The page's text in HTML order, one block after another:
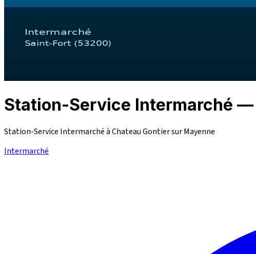
Station-Service Intermarché —
Station-Service Intermarché à Chateau Gontier sur Mayenne
Intermarché